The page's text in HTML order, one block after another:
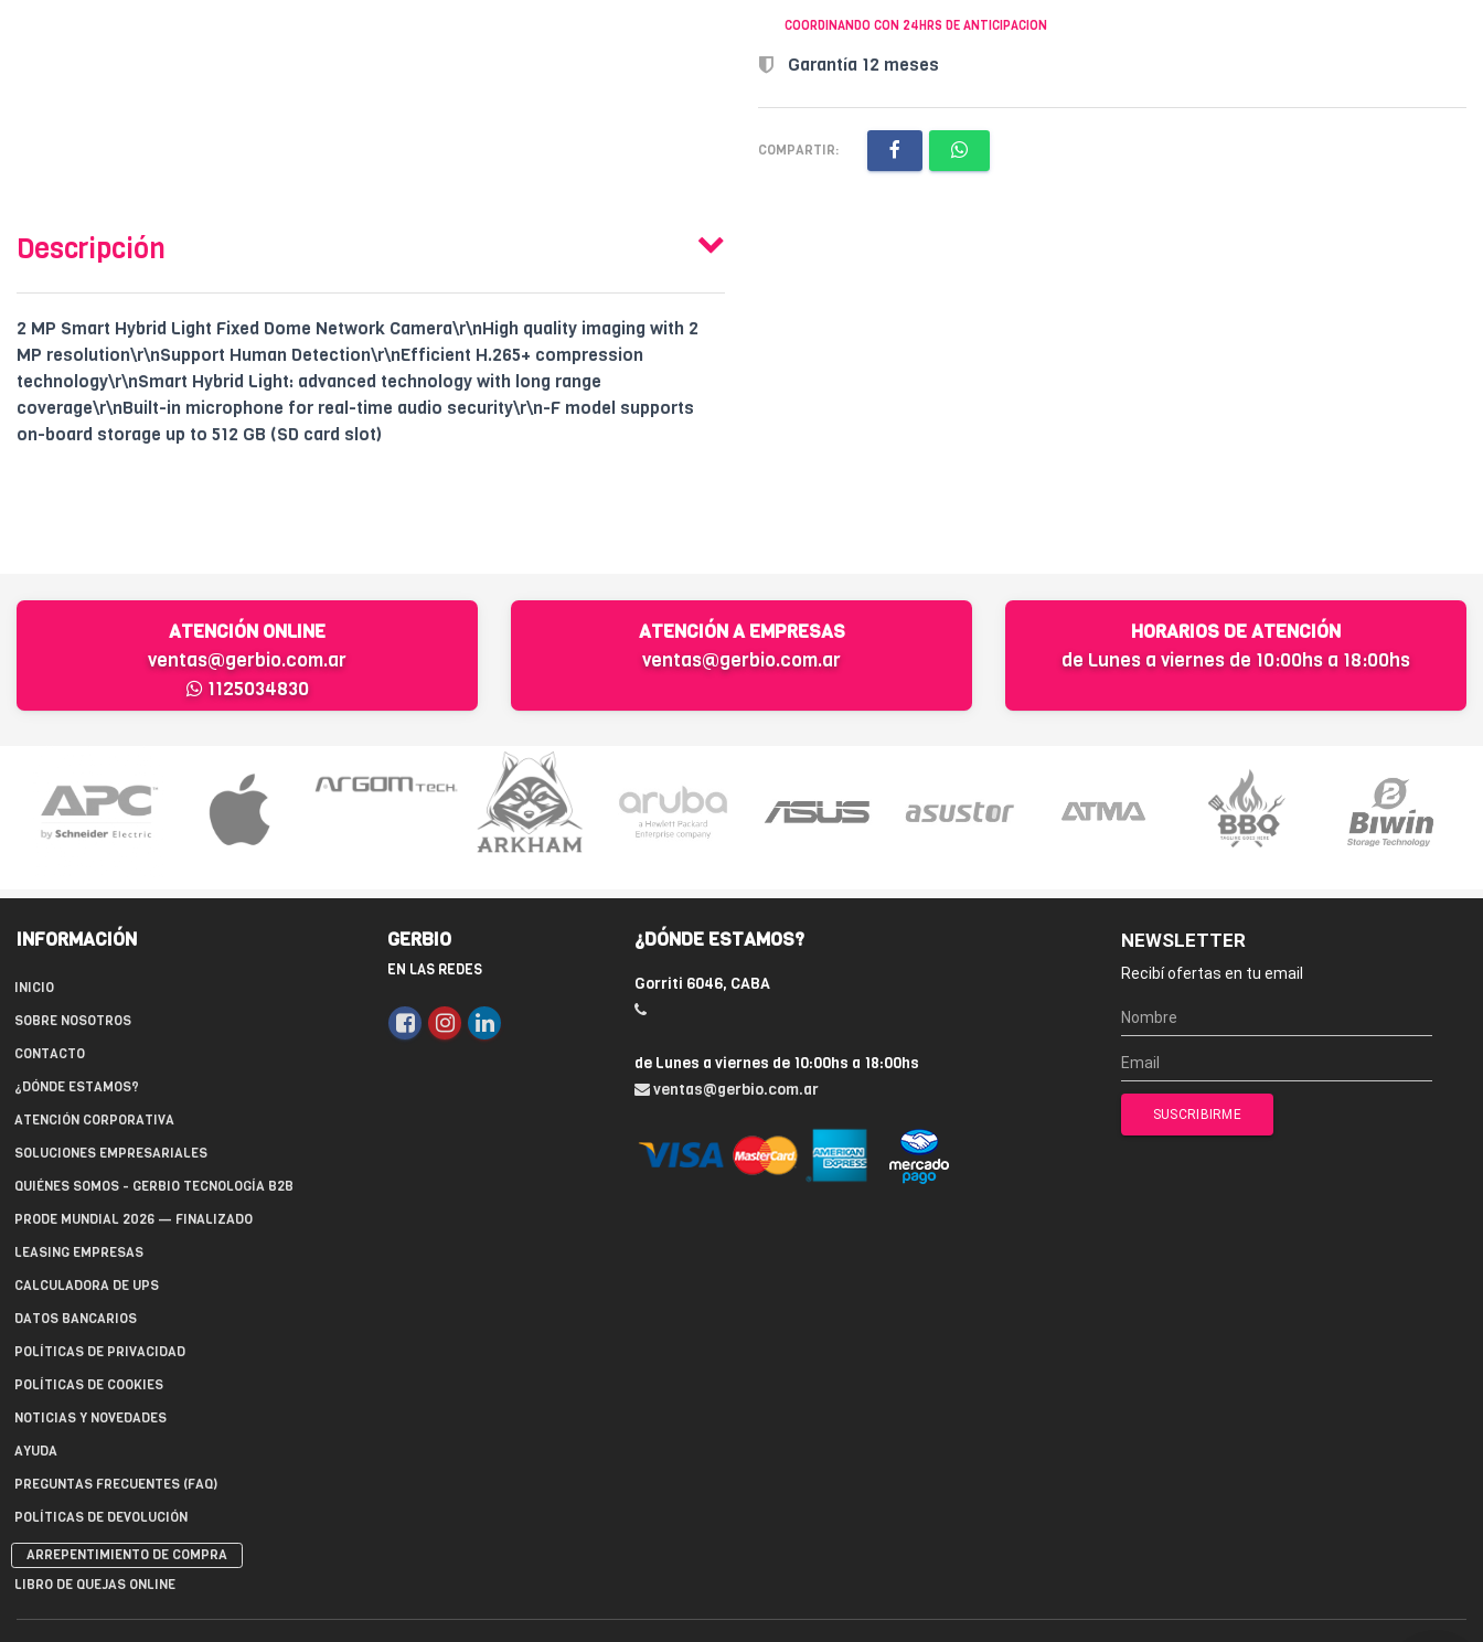
COORDINANDO CON 24HRS DE ANTICIPACION
Garantía 12 meses
COMPARTIR:
Descripción
2 MP Smart Hybrid Light Fixed Dome Network Camera\r\nHigh quality imaging with 2
MP resolution\r\nSupport Human Detection\r\nEfficient H.265+ compression
technology\r\nSmart Hybrid Light: advanced technology with long range
coverage\r\nBuilt-in microphone for real-time audio security\r\n-F model supports
on-board storage up to 512 GB (SD card slot)
ATENCIÓN ONLINE
ventas@gerbio.com.ar
1125034830
ATENCIÓN A EMPRESAS
ventas@gerbio.com.ar
HORARIOS DE ATENCIÓN
de Lunes a viernes de 10:00hs a 18:00hs
INFORMACIÓN
INICIO
SOBRE NOSOTROS
CONTACTO
¿DÓNDE ESTAMOS?
ATENCIÓN CORPORATIVA
SOLUCIONES EMPRESARIALES
QUIÉNES SOMOS - GERBIO TECNOLOGÍA B2B
PRODE MUNDIAL 2026 — FINALIZADO
LEASING EMPRESAS
CALCULADORA DE UPS
DATOS BANCARIOS
POLÍTICAS DE PRIVACIDAD
POLÍTICAS DE COOKIES
NOTICIAS Y NOVEDADES
AYUDA
PREGUNTAS FRECUENTES (FAQ)
POLÍTICAS DE DEVOLUCIÓN
ARREPENTIMIENTO DE COMPRA
LIBRO DE QUEJAS ONLINE
GERBIO
EN LAS REDES
¿DÓNDE ESTAMOS?
Gorriti 6046, CABA
de Lunes a viernes de 10:00hs a 18:00hs
ventas@gerbio.com.ar
NEWSLETTER
Recibí ofertas en tu email